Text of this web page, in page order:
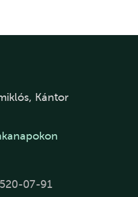
Kántor
07-91